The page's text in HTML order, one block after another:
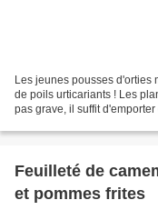
Les jeunes pousses d'orties
de poils urticariants ! Les
pas grave, il suffit
Feuilleté de
et pommes frites